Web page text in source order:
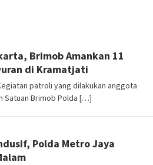
Brimob Amankan 11
di Kramatjati
patroli yang dilakukan anggota
Satuan Brimob Polda […]
Polda Metro Jaya